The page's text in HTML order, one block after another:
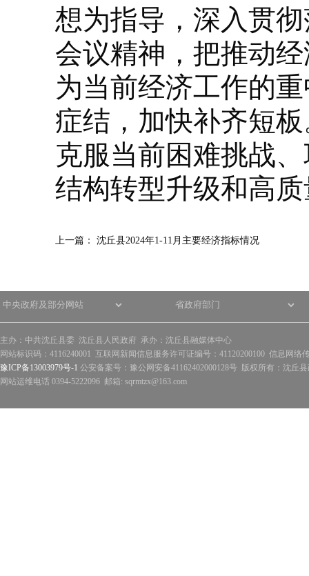
想为指导，深入贯
会议精神，把推动
为当前经济工作的
症结，加快补齐短
克服当前困难挑战
结构转型升级和高
上一篇： 沈丘县2024年1-11月主要经济指标情况
主办：中共沈丘县委 沈丘县人民政府 承办：沈丘县融媒体中心
网站标识码：4116240001 互联网新闻信息服务许可证编号：41120200100 信息网络
豫ICP备13003979号-1 公安备案号：豫公网安备41162402000128号 版权所有：沈丘
网站运维电话 0394-5222096 邮箱: sqrmtzx@163.com